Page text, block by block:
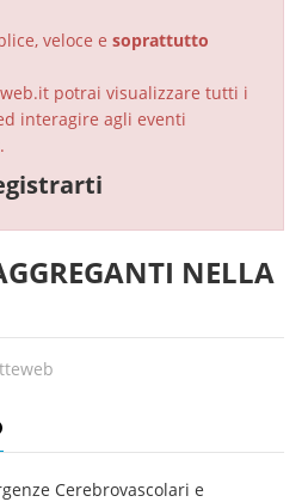
veloce e soprattutto
potrai visualizzare tutti i
interagire agli eventi
NELLA
Cerebrovascolari e